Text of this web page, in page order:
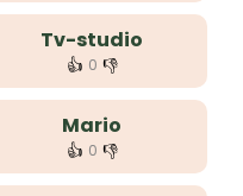
Tv-studio
👍 0 👎
Mario
👍 0 👎